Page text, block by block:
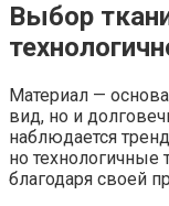
Выбор
Материал —
вид, но и
наблюдается
но технологичные
благодаря своей